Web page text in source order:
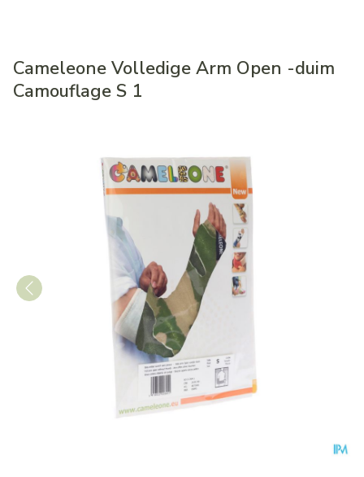
Cameleone Volledige Arm Open -duim
Camouflage S 1